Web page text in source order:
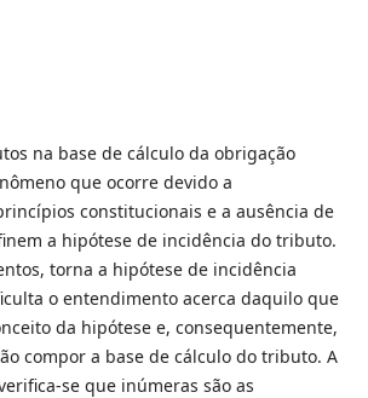
na base de cálculo da obrigação
que ocorre devido a
constitucionais e a ausência de
a hipótese de incidência do tributo.
torna a hipótese de incidência
o entendimento acerca daquilo que
da hipótese e, consequentemente,
compor a base de cálculo do tributo. A
se que inúmeras são as